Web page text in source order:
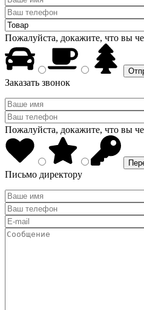
Пожалуйста, докажите, что вы
Заказать звонок
Пожалуйста, докажите, что вы
Письмо директору